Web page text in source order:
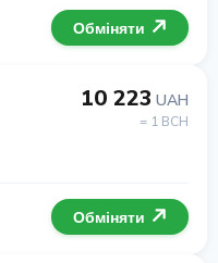
Обміняти
10 223 UAH
= 1 BCH
Обміняти